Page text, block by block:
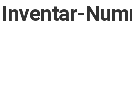
Inventar-